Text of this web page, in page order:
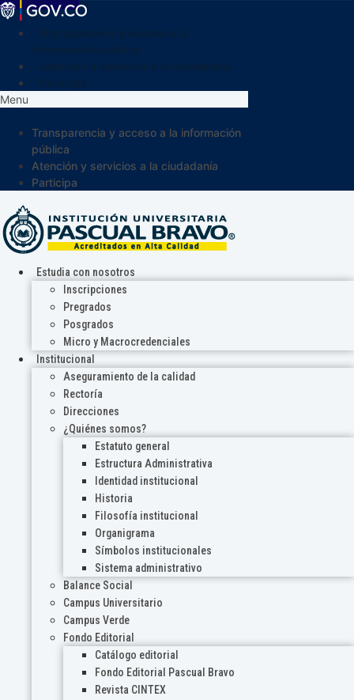
Menu
Transparencia y acceso a la información
pública
Atención y servicios a la ciudadanía
Participa
Estudia con nosotros
Inscripciones
Pregrados
Posgrados
Micro y Macrocredenciales
Institucional
Aseguramiento de la calidad
Rectoría
Direcciones
¿Quiénes somos?
Estatuto general
Estructura Administrativa
Identidad institucional
Historia
Filosofía institucional
Organigrama
Símbolos institucionales
Sistema administrativo
Balance Social
Campus Universitario
Campus Verde
Fondo Editorial
Catálogo editorial
Fondo Editorial Pascual Bravo
Revista CINTEX